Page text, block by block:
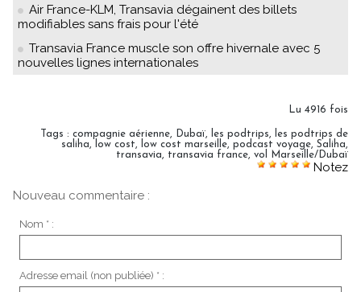
Air France-KLM, Transavia dégainent des billets
modifiables sans frais pour l'été
Transavia France muscle son offre hivernale avec 5
nouvelles lignes internationales
Lu 4916 fois
Tags : compagnie aérienne, Dubaï, les podtrips,
les podtrips de
saliha, low cost, low cost marseille, podcast voyage, Saliha,
transavia, transavia france, vol Marseille/Dubaï
Notez
Nouveau commentaire :
Nom * :
Adresse email (non publiée) * :